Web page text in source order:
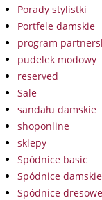
Porady stylistki
Portfele damskie
program
pudelek modowy
reserved
Sale
sandału damskie
shoponline
sklepy
Spódnice basic
Spódnice damskie
Spódnice dresowe